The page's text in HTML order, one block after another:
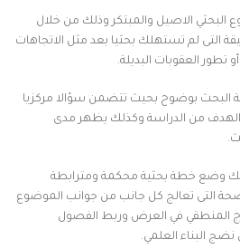
البحثي الاصيل والمبتكر وذلك من خلال
التى لم تستهلك بحثيا بعد مثل الاتجاهات
تطور العقوبات البديلة.
البحث بوضوح بحيث تتضمن سؤالا مركزيا
من الدراسة وكذلك يظهر مدى
وضع خطة بحثية محكمة ومترابطة
التى تعالج كل جانب من جوانب الموضوع
المنطقي في العرض وربط الفصول
البناء العلمي.